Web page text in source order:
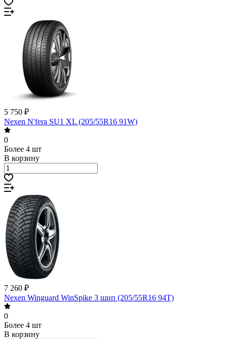
5 750 ₽
Nexen N'fera SU1 XL (205/55R16 91W)
0
Более 4 шт
В корзину
7 260 ₽
Nexen Winguard WinSpike 3 шип (205/55R16 94T)
0
Более 4 шт
В корзину